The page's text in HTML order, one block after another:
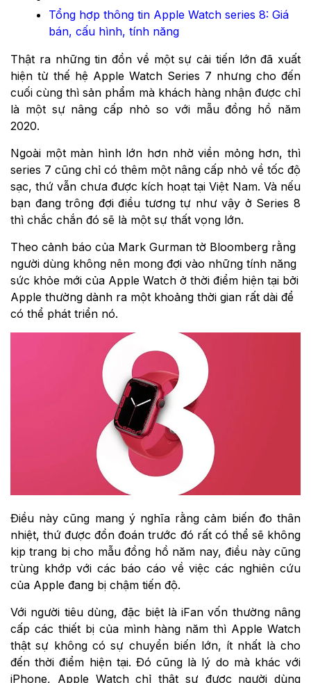
Tổng hợp thông tin Apple Watch series 8: Giá
bán, cấu hình, tính năng
Thật ra những tin đồn về một sự cải tiến lớn đã xuất
hiện từ thế hệ Apple Watch Series 7 nhưng cho đến
cuối cùng thì sản phẩm mà khách hàng nhận được chỉ
là một sự nâng cấp nhỏ so với mẫu đồng hồ năm
2020.
Ngoài một màn hình lớn hơn nhờ viền mỏng hơn, thì
series 7 cũng chỉ có thêm một nâng cấp nhỏ về tốc độ
sạc, thứ vẫn chưa được kích hoạt tại Việt Nam. Và nếu
bạn đang trông đợi điều tương tự như vậy ở Series 8
thì chắc chắn đó sẽ là một sự thất vọng lớn.
Theo cảnh báo của Mark Gurman tờ Bloomberg rằng
người dùng không nên mong đợi vào những tính năng
sức khỏe mới của Apple Watch ở thời điểm hiện tại bởi
Apple thường dành ra một khoảng thời gian rất dài để
có thể phát triển nó.
Điều này cũng mang ý nghĩa rằng cảm biến đo thân
nhiệt, thứ được đồn đoán trước đó rất có thể sẽ không
kịp trang bị cho mẫu đồng hồ năm nay, điều này cũng
trùng khớp với các báo cáo về việc các nghiên cứu
của Apple đang bị chậm tiến độ.
Với người tiêu dùng, đặc biệt là iFan vốn thường nâng
cấp các thiết bị của mình hàng năm thì Apple Watch
thật sự không có sự chuyển biến lớn, ít nhất là cho
đến thời điểm hiện tại. Đó cũng là lý do mà khác với
iPhone, Apple Watch chỉ thật sự được người dùng